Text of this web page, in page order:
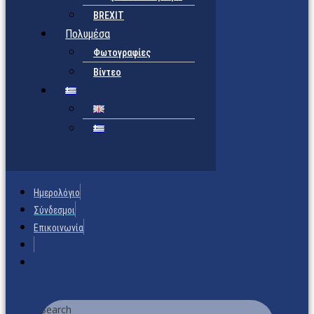
BREXIT
Πολυμέσα
Φωτογραφίες
Βίντεο
Ημερολόγιο
Σύνδεσμοι
Επικοινωνία
Search